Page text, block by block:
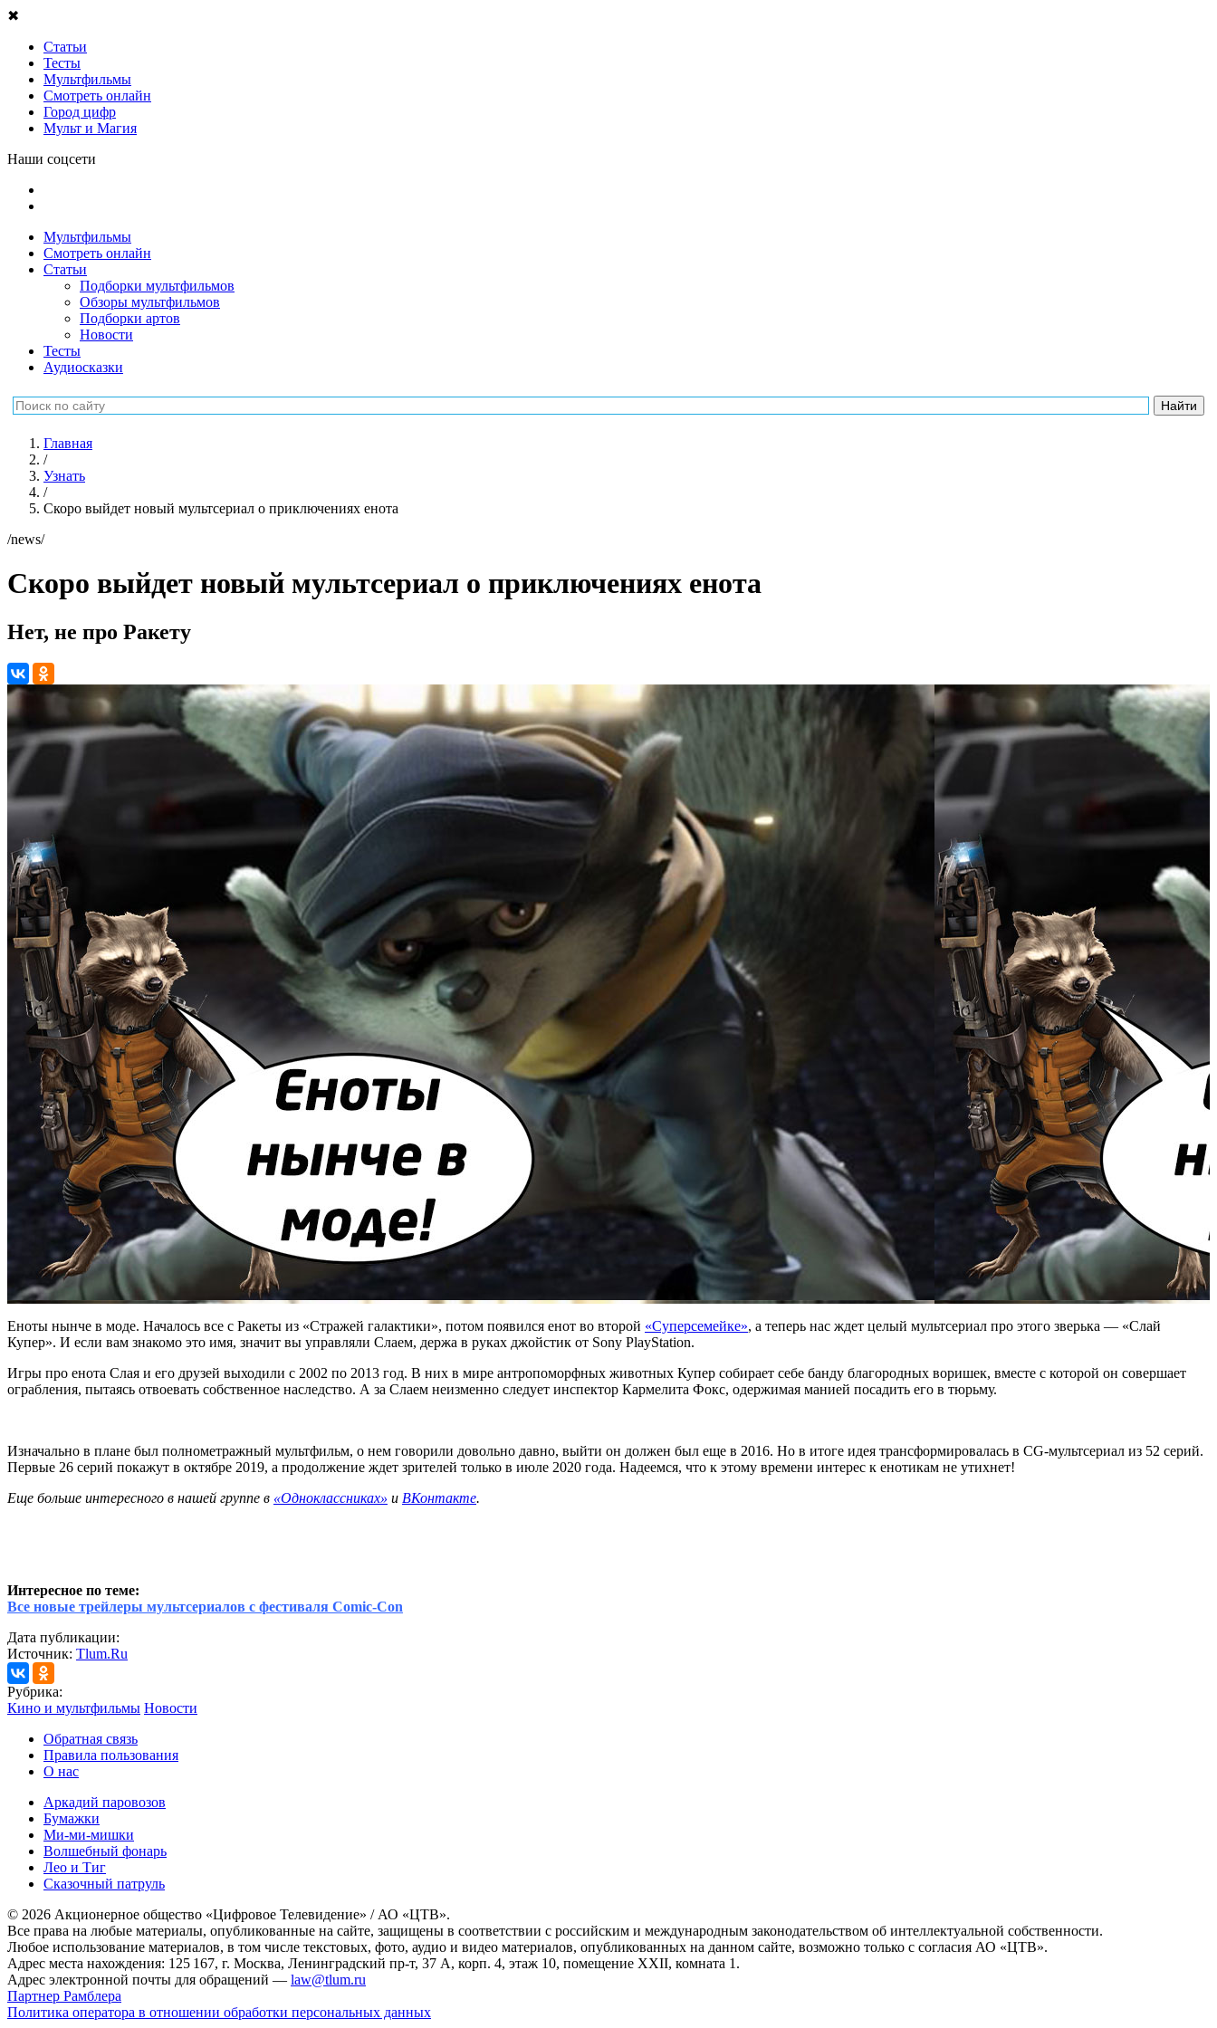
✖
Статьи
Тесты
Мультфильмы
Смотреть онлайн
Город цифр
Мульт и Магия
Наши соцсети
Мультфильмы
Смотреть онлайн
Статьи
Подборки мультфильмов
Обзоры мультфильмов
Подборки артов
Новости
Тесты
Аудиосказки
Главная
/
Узнать
/
Скоро выйдет новый мультсериал о приключениях енота
/news/
Скоро выйдет новый мультсериал о приключениях енота
Нет, не про Ракету
Еноты нынче в моде. Началось все с Ракеты из «Стражей галактики», потом появился енот во второй «Суперсемейке», а теперь нас ждет целый мультсериал про этого зверька — «Слай
Купер». И если вам знакомо это имя, значит вы управляли Слаем, держа в руках джойстик от Sony PlayStation.
Игры про енота Слая и его друзей выходили с 2002 по 2013 год. В них в мире антропоморфных животных Купер собирает себе банду благородных воришек, вместе с которой он совершает
ограбления, пытаясь отвоевать собственное наследство. А за Слаем неизменно следует инспектор Кармелита Фокс, одержимая манией посадить его в тюрьму.
Изначально в плане был полнометражный мультфильм, о нем говорили довольно давно, выйти он должен был еще в 2016. Но в итоге идея трансформировалась в CG-мультсериал из 52 серий.
Первые 26 серий покажут в октябре 2019, а продолжение ждет зрителей только в июле 2020 года. Надеемся, что к этому времени интерес к енотикам не утихнет!
Еще больше интересного в нашей группе в «Одноклассниках» и ВКонтакте.
Интересное по теме:
Все новые трейлеры мультсериалов с фестиваля Comic-Con
Дата публикации:
Источник: Tlum.Ru
Рубрика:
Кино и мультфильмы Новости
Обратная связь
Правила пользования
О нас
Аркадий паровозов
Бумажки
Ми-ми-мишки
Волшебный фонарь
Лео и Тиг
Сказочный патруль
© 2026 Акционерное общество «Цифровое Телевидение» / АО «ЦТВ».
Все права на любые материалы, опубликованные на сайте, защищены в соответствии с российским и международным законодательством об интеллектуальной собственности.
Любое использование материалов, в том числе текстовых, фото, аудио и видео материалов, опубликованных на данном сайте, возможно только с согласия АО «ЦТВ».
Адрес места нахождения: 125 167, г. Москва, Ленинградский пр-т, 37 А, корп. 4, этаж 10, помещение XXII, комната 1.
Адрес электронной почты для обращений — law@tlum.ru
Партнер Рамблера
Политика оператора в отношении обработки персональных данных